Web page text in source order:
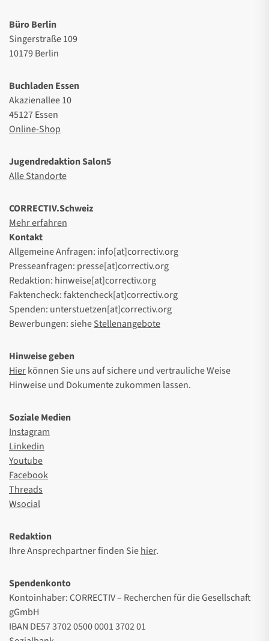
Büro Berlin
Singerstraße 109
10179 Berlin
Buchladen Essen
Akazienallee 10
45127 Essen
Online-Shop
Jugendredaktion Salon5
Alle Standorte
CORRECTIV.Schweiz
Mehr erfahren
Kontakt
Allgemeine Anfragen: info[at]correctiv.org
Presseanfragen: presse[at]correctiv.org
Redaktion: hinweise[at]correctiv.org
Faktencheck: faktencheck[at]correctiv.org
Spenden: unterstuetzen[at]correctiv.org
Bewerbungen: sieheStellenangebote
Hinweise geben
Hierkönnen Sie uns auf sichere und vertrauliche Weise
Hinweise und Dokumente zukommen lassen.
Soziale Medien
Instagram
Linkedin
Youtube
Facebook
Threads
Wsocial
Redaktion
Ihre Ansprechpartner finden Siehier.
Spendenkonto
Kontoinhaber: CORRECTIV – Recherchen für die Gesellschaft
gGmbH
IBAN DE57 3702 0500 0001 3702 01